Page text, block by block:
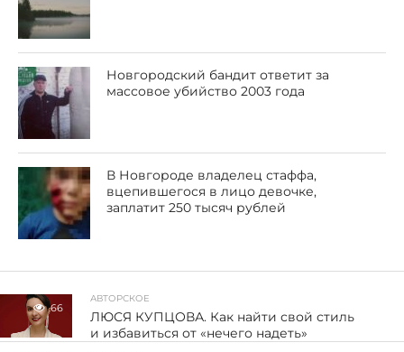
Новгородский бандит ответит за
массовое убийство 2003 года
В Новгороде владелец стаффа,
вцепившегося в лицо девочке,
заплатит 250 тысяч рублей
66
АВТОРСКОЕ
ЛЮСЯ КУПЦОВА. Как найти свой стиль
и избавиться от «нечего надеть»